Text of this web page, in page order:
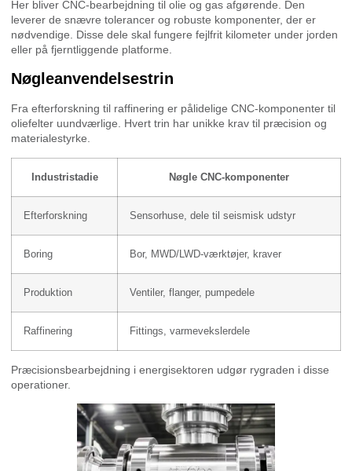
Her bliver CNC-bearbejdning til olie og gas afgørende. Den
leverer de snævre tolerancer og robuste komponenter, der er
nødvendige. Disse dele skal fungere fejlfrit kilometer under jorden
eller på fjerntliggende platforme.
Nøgleanvendelsestrin
Fra efterforskning til raffinering er pålidelige CNC-komponenter til
oliefelter uundværlige. Hvert trin har unikke krav til præcision og
materialestyrke.
Industristadie Nøgle CNC-komponenter
Efterforskning Sensorhuse, dele til seismisk udstyr
Boring Bor, MWD/LWD-værktøjer, kraver
Produktion Ventiler, flanger, pumpedele
Raffinering Fittings, varmevekslerdele
Præcisionsbearbejdning i energisektoren udgør rygraden i disse
operationer.